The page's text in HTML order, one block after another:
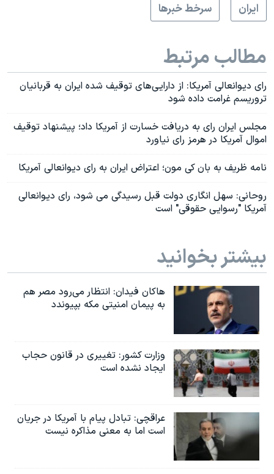
ايران
سرخط خبرها
مطالب مرتبط
رای دیوانعالی آمریکا: از دارایی‌های توقیف شده ایران به قربانیان
تروریسم غرامت داده شود
مجلس ایران رای به دریافت خسارت از آمریکا داد؛ پیشنهاد توقیف
اموال آمریکا در هرمز رای نیاورد
نامه ظریف به بان کی مون؛ اعتراض ایران به رای دیوانعالی آمریکا
روحانی: سهل انگاری دولت قبل رسیدگی می شود، رای دیوانعالی
آمریکا "رسوایی حقوقی" است
بیشتر بخوانید
هاکان فیدان: انتظار می‌رود مصر هم
به پیمان امنیتی مکه بپیوندد
وزارت کشور: تغییری در قانون حجاب
ایجاد نشده است
عراقچی: تبادل پیام با آمریکا در جریان
است اما به معنی مذاکره نیست